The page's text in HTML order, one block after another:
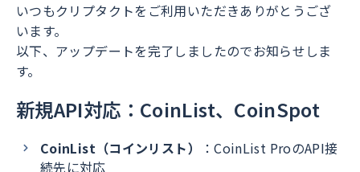
いつもクリプタクトをご利用いただきありがとうござ
います。
以下、アップデートを完了しましたのでお知らせしま
す。
新規API対応：CoinList、CoinSpot
CoinList（コインリスト）
：CoinList ProのAPI接
続先に対応